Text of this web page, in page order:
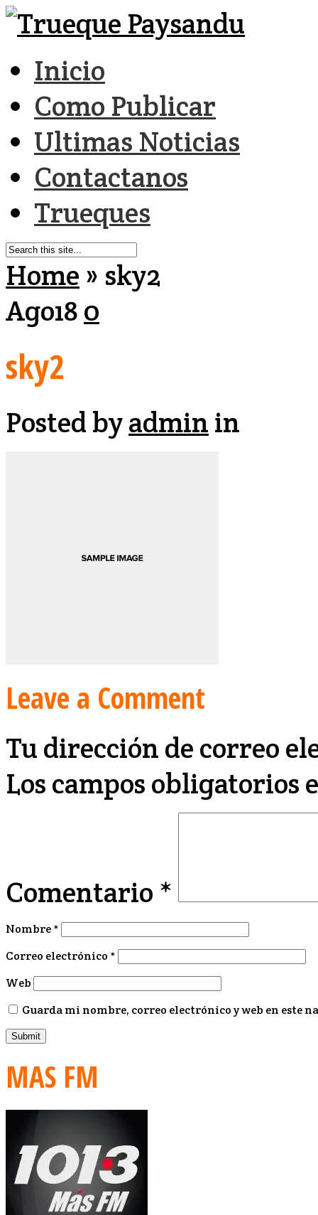
Inicio
Como Publicar
Ultimas Noticias
Contactanos
Trueques
Home » sky2
Ago18 0
sky2
Posted byadmin in
Leave a Comment
Tu dirección de correo
Los campos obligatorios
Comentario *
Nombre*
Correo electrónico *
Web
Guarda mi nombre, correo electrónico y web en este
MAS FM